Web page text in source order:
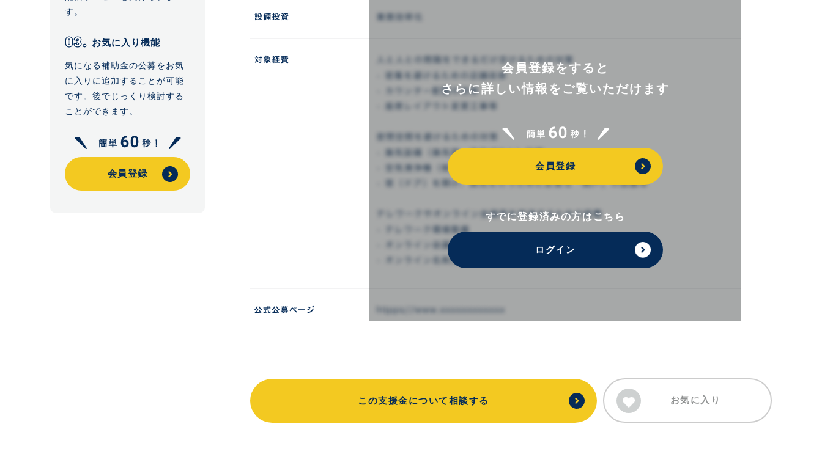
会員登録をすると
さらに詳しい情報を ご覧いただけます
会員登録
すでに登録済みの方はこちら
ログイン
この支援金について相談する お気に入り
す。
お気に入り機能
気になる補助金の公募をお気
に入りに追加することが可能
です。後でじっくり検討する
ことができます。
会員登録